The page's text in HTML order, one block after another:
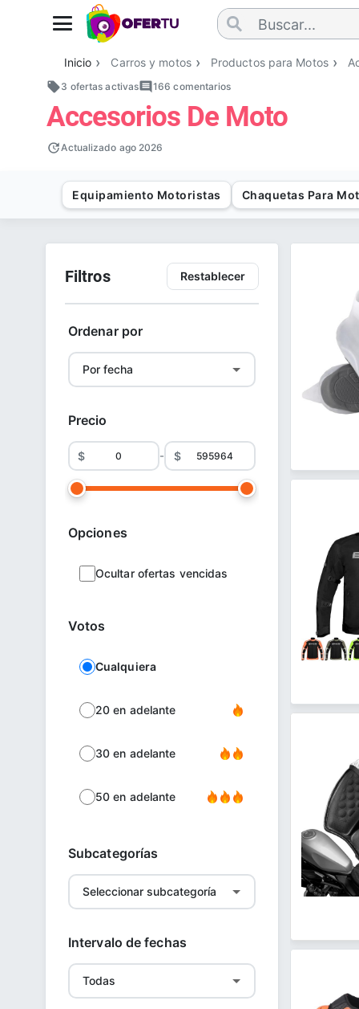
Inicio Carros y motos Productos para Motos
3 ofertas activas 166 comentarios
Accesorios De Moto
Actualizado ago 2026
Equipamiento Motoristas Chaquetas Para
Filtros Restablecer
Ordenar por
Precio
-
Opciones
Ocultar ofertas vencidas
Votos
Cualquiera
20 en adelante
30 en adelante
50 en adelante
Subcategorías
Intervalo de fechas